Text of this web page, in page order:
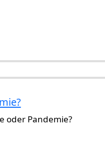
oder Pandemie?